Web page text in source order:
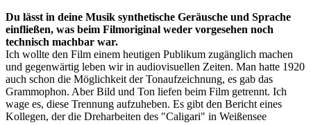
Du lässt in deine Musik synthetische Geräusche und Sprache
einfließen, was beim Filmoriginal weder vorgesehen noch
technisch machbar war.
Ich wollte den Film einem heutigen Publikum zugänglich machen
und gegenwärtig leben wir in audiovisuellen Zeiten. Man hatte 1920
auch schon die Möglichkeit der Tonaufzeichnung, es gab das
Grammophon. Aber Bild und Ton liefen beim Film getrennt. Ich
wage es, diese Trennung aufzuheben. Es gibt den Bericht eines
Kollegen, der die Dreharbeiten des "Caligari" in Weißensee